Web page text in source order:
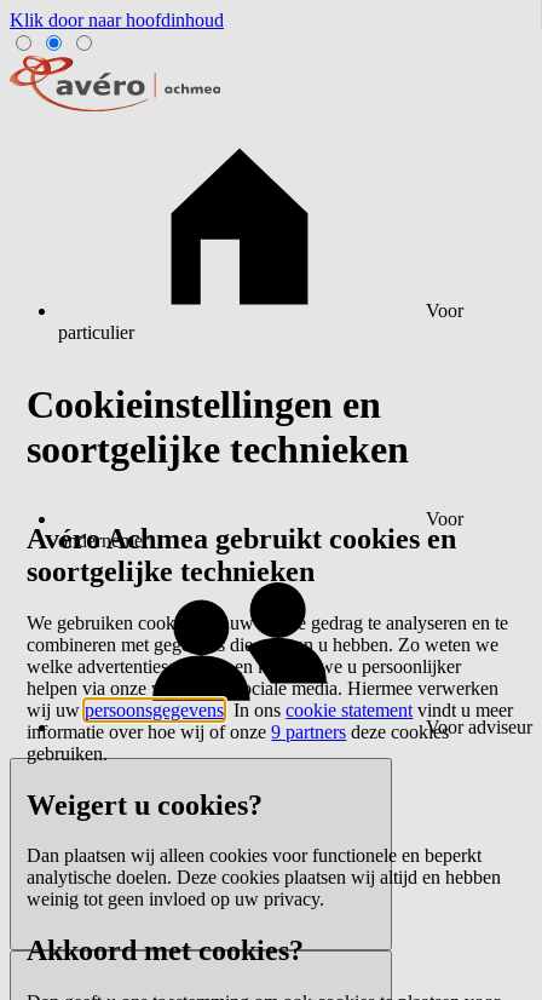
Klik door naar hoofdinhoud
Voor
particulier
Voor
ondernemer
Voor adviseur
Cookieinstellingen en
soortgelijke technieken
Avéro Achmea gebruikt cookies en
soortgelijke technieken
We gebruiken cookies om uw online gedrag te analyseren en te
combineren met gegevens die we van u hebben. Zo weten we
welke advertenties werken en kunnen we u persoonlijker
helpen via onze website of sociale media. Hiermee verwerken
wij uwpersoonsgegevens . In onscookie statement vindt u meer
informatie over hoe wij of onze9 partners deze cookies
gebruiken.
Weigert u cookies?
Dan plaatsen wij alleen cookies voor functionele en beperkt
analytische doelen. Deze cookies plaatsen wij altijd en hebben
weinig tot geen invloed op uw privacy.
Akkoord met cookies?